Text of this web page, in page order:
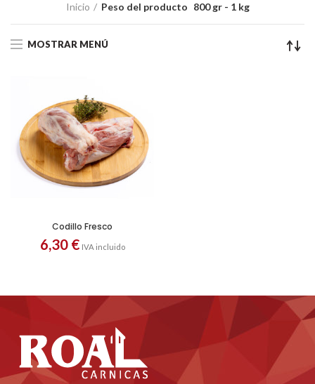
Inicio Peso del producto 800 gr - 1 kg
MOSTRAR MENÚ
Codillo Fresco
6,30 € IVA incluido